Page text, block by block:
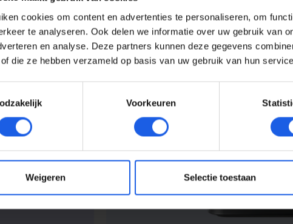
cookies om content en advertenties te personaliseren, om
te analyseren. Ook delen we informatie over uw gebruik van
en analyse. Deze partners kunnen deze gegevens
die ze hebben verzameld op basis van uw gebruik van hun
Voorkeuren
Weigeren Selectie toestaan